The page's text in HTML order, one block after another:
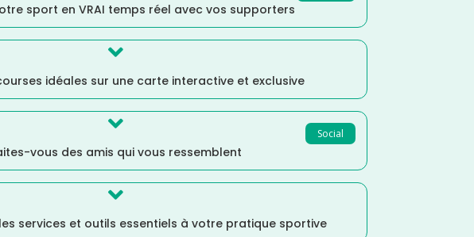
sport en VRAI temps réel avec vos supporters

idéales sur une carte interactive et exclusive
Social

vous des amis qui vous ressemblent

services et outils essentiels à votre pratique sportive